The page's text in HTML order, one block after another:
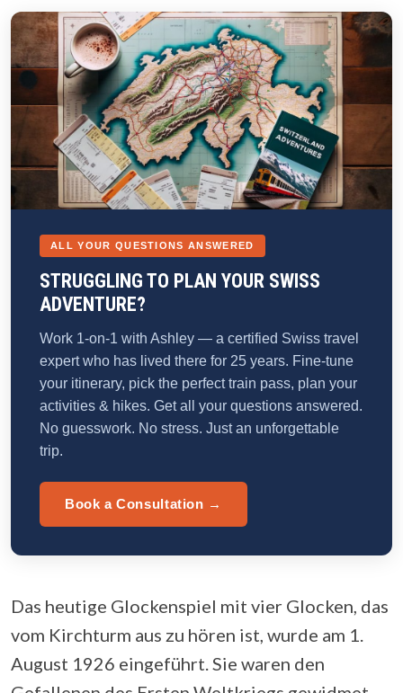
ALL YOUR QUESTIONS ANSWERED
STRUGGLING TO PLAN YOUR SWISS
ADVENTURE?
Work 1-on-1 with Ashley — a certified Swiss travel
expert who has lived there for 25 years. Fine-tune
your itinerary, pick the perfect train pass, plan your
activities & hikes. Get all your questions answered.
No guesswork. No stress. Just an unforgettable
trip.
Book a Consultation →
Das heutige Glockenspiel mit vier Glocken, das
vom Kirchturm aus zu hören ist, wurde am 1.
August 1926 eingeführt. Sie waren den